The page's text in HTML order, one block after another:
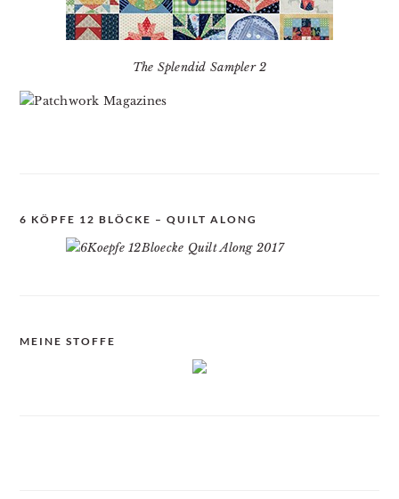
The Splendid Sampler 2
6 KÖPFE 12 BLÖCKE – QUILT ALONG
MEINE STOFFE